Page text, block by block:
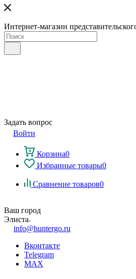
Интернет-магазин
Задать вопрос
Войти
Корзина0
Избранные товары0
Сравнение товаров0
Ваш город
Элиста
info@huntergo.ru
Вконтакте
Telegram
MAX